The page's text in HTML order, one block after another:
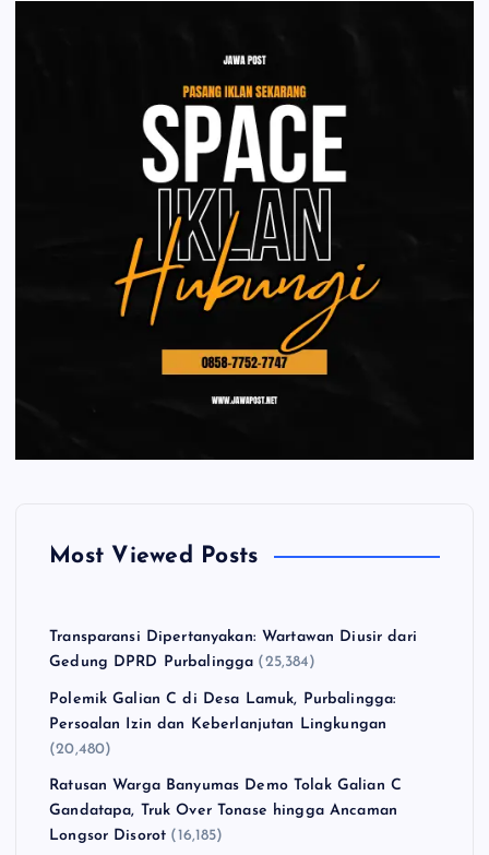
Most Viewed Posts
Transparansi Dipertanyakan: Wartawan Diusir dari
Gedung DPRD Purbalingga (25,384)
Polemik Galian C di Desa Lamuk, Purbalingga:
Persoalan Izin dan Keberlanjutan Lingkungan
(20,480)
Ratusan Warga Banyumas Demo Tolak Galian C
Gandatapa, Truk Over Tonase hingga Ancaman
Longsor Disorot (16,185)